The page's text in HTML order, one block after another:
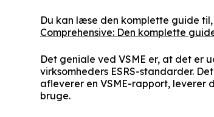
Du kan læse den komplette guide
Comprehensive: Den komplette
Det geniale ved VSME er, at det er
virksomheders ESRS-standarder.
afleverer en VSME-rapport, leverer
bruge.